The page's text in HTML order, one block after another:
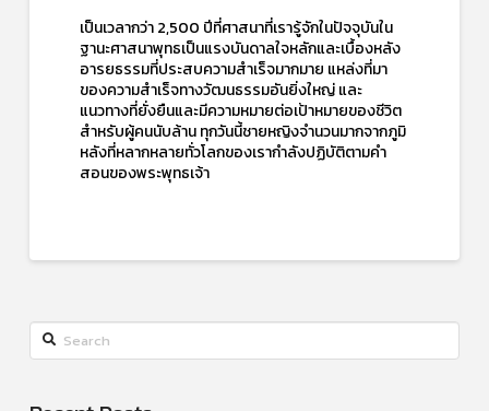
เป็นเวลากว่า 2,500 ปีที่ศาสนาที่เรารู้จักในปัจจุบันใน
ฐานะศาสนาพุทธเป็นแรงบันดาลใจหลักและเบื้องหลัง
อารยธรรมที่ประสบความสำเร็จมากมาย แหล่งที่มา
ของความสำเร็จทางวัฒนธรรมอันยิ่งใหญ่ และ
แนวทางที่ยั่งยืนและมีความหมายต่อเป้าหมายของชีวิต
สำหรับผู้คนนับล้าน ทุกวันนี้ชายหญิงจำนวนมากจากภูมิ
หลังที่หลากหลายทั่วโลกของเรากำลังปฏิบัติตามคำ
สอนของพระพุทธเจ้า
Search